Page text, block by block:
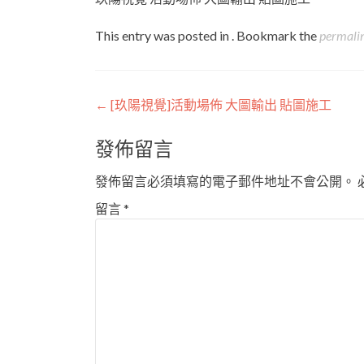
This entry was posted in . Bookmark the
Post
navigation
← [玖陽視覺]活動場佈 大圖輸出 貼圖施工
發佈留言
發佈留言必須填寫的電子郵件地址不會公開。
留言*